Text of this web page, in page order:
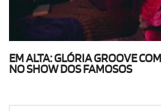
EM ALTA: GLÓRIA GROOVE
NO SHOW DOS FAMOSOS